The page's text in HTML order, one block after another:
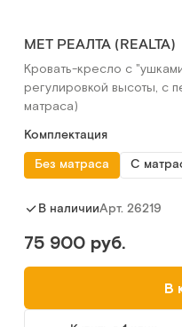
МЕТ РЕАЛТА (REALTA)
Кровать-кресло с
регулировкой высоты, с
матраса)
Комплектация
Без матраса
С
В наличииАрт. 26219
75 900 руб.
В